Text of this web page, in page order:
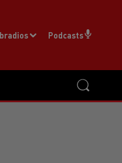
Podcasts